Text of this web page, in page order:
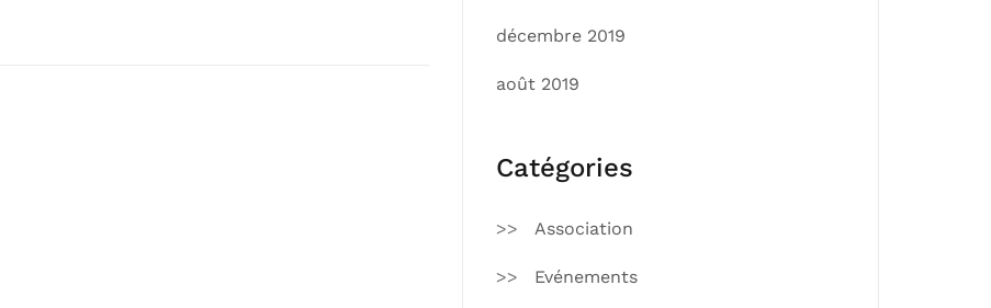
décembre 2019
août 2019
Catégories
Association
Evénements